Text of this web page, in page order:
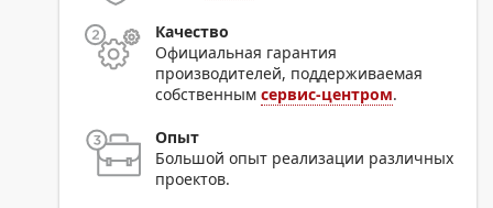
Качество
Официальная гарантия
производителей, поддерживаемая
собственнымсервис-центром.
Опыт
Большой опыт реализации различных
проектов.